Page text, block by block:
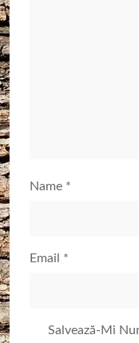
Name *
Email *
Salvează-Mi